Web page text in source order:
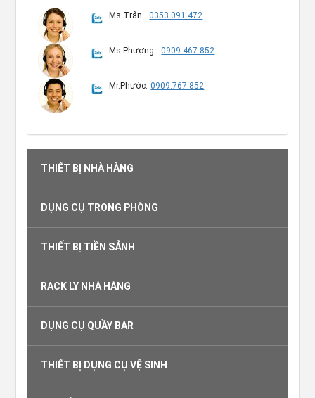
Ms.Trân: 0353.091.472
Ms.Phượng: 0909.467.852
Mr.Phước: 0909.767.852
THIẾT BỊ NHÀ HÀNG
DỤNG CỤ TRONG PHÒNG
THIẾT BỊ TIỀN SẢNH
RACK LY NHÀ HÀNG
DỤNG CỤ QUẦY BAR
THIẾT BỊ DỤNG CỤ VỆ SINH